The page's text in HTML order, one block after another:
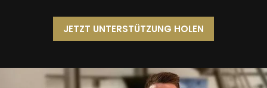
JETZT UNTERSTÜTZUNG HOLEN